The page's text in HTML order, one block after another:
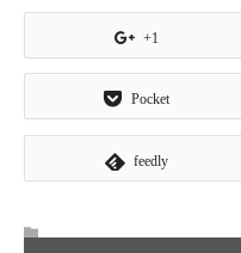
+1
Pocket
feedly